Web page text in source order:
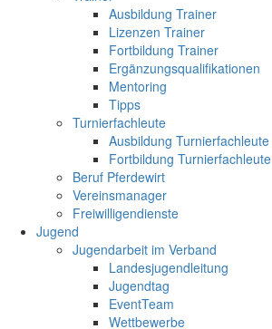
Ausbildung Trainer
Lizenzen Trainer
Fortbildung Trainer
Ergänzungsqualifikationen
Mentoring
Tipps
Turnierfachleute
Ausbildung Turnierfachleute
Fortbildung Turnierfachleute
Beruf Pferdewirt
Vereinsmanager
Freiwilligendienste
Jugend
Jugendarbeit im Verband
Landesjugendleitung
Jugendtag
EventTeam
Wettbewerbe